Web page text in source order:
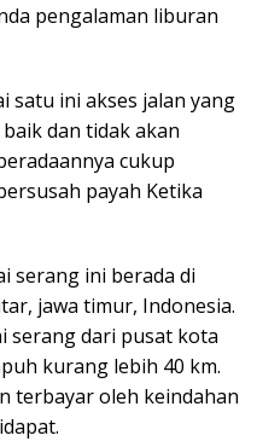
pengalaman liburan
satu ini akses jalan yang
dan tidak akan
cukup
payah Ketika
serang ini berada di
jawa timur, Indonesia.
serang dari pusat kota
kurang lebih 40 km.
terbayar oleh keindahan